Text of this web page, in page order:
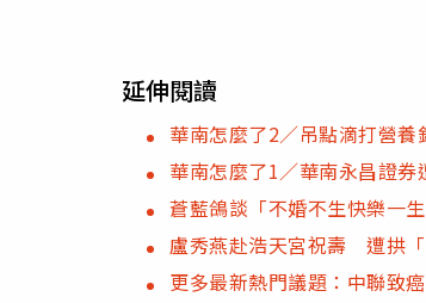
延伸閱讀
華南怎麼了2／吊點滴打營
華南怎麼了1／華南永昌證
蒼藍鴿談「不婚不生快樂一
盧秀燕赴浩天宮祝壽 遭拱
更多最新熱門議題：中聯致